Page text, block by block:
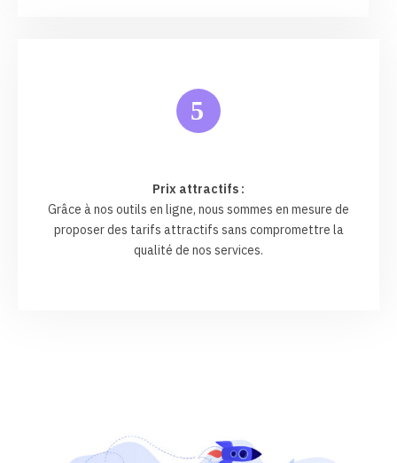
5
Prix attractifs :
Grâce à nos outils en ligne, nous sommes en mesure de
proposer des tarifs attractifs sans compromettre la
qualité de nos services.